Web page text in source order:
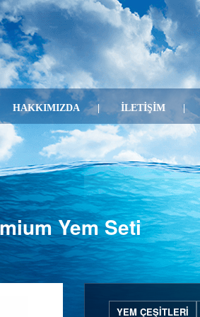
HAKKIMIZDA İLETİŞİM
Yem Seti
YEM ÇEŞITLERI